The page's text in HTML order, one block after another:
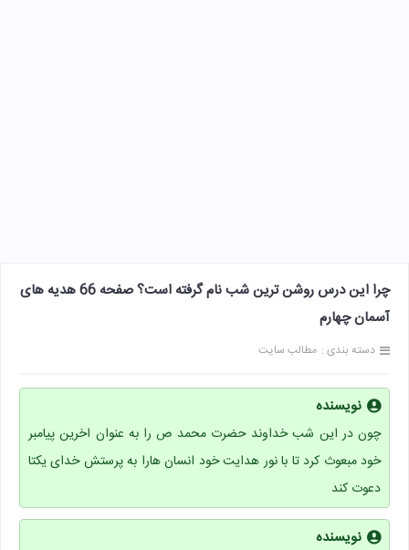
چرا این درس روشن ترین شب نام گرفته است؟ صفحه 66 هدیه های
آسمان چهارم
دسته بندی : مطالب سایت
نویسنده
چون در این شب خداوند حضرت محمد ص را به عنوان اخرین پیامبر
خود مبعوث کرد تا با نور هدایت خود انسان هارا به پرستش خدای یکتا
دعوت کند
نویسنده